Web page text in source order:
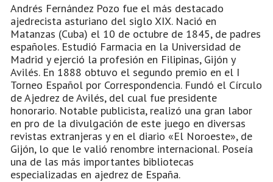
Andrés Fernández Pozo fue el más destacado
ajedrecista asturiano del siglo XIX. Nació en
Matanzas (Cuba) el 10 de octubre de 1845, de padres
españoles. Estudió Farmacia en la Universidad de
Madrid y ejerció la profesión en Filipinas, Gijón y
Avilés. En 1888 obtuvo el segundo premio en el I
Torneo Español por Correspondencia. Fundó el Círculo
de Ajedrez de Avilés, del cual fue presidente
honorario. Notable publicista, realizó una gran labor
en pro de la divulgación de este juego en diversas
revistas extranjeras y en el diario «El Noroeste», de
Gijón, lo que le valió renombre internacional. Poseía
una de las más importantes bibliotecas
especializadas en ajedrez de España.